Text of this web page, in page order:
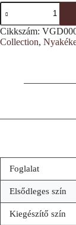
Liliom
mintás
nyakék
mennyiség
Cikkszám:
Collection,
Foglalat
Elsődleges szín
Kiegészítő szín